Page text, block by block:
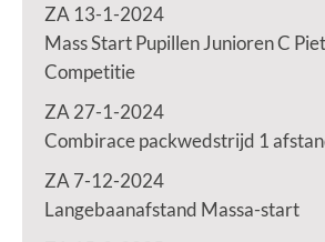
ZA 13-1-2024
Mass Start Pupillen Junioren C
Competitie
ZA 27-1-2024
Combirace packwedstrijd 1
ZA 7-12-2024
Langebaanafstand Massa-start